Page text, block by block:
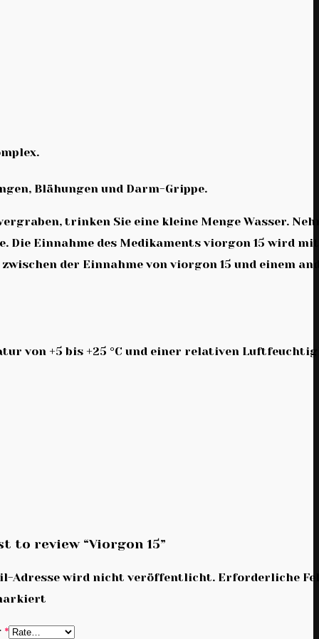
Blähungen und Darm-Grippe.
trinken Sie eine kleine Menge Wasser.
Die Einnahme des Medikaments viorgon 15 wird
der Einnahme von viorgon 15 und einem
von +5 bis +25 °C und einer relativen
to review “Viorgon 15”
Adresse wird nicht veröffentlicht. Erforderliche
*